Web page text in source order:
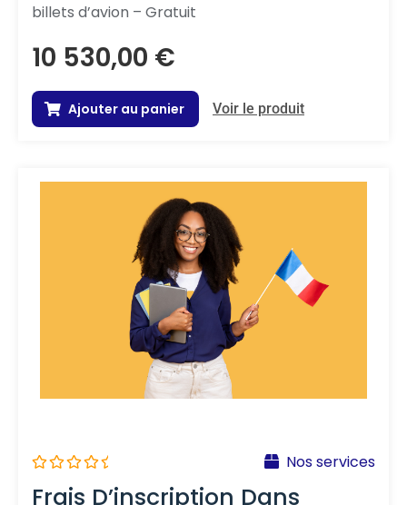
billets d’avion – Gratuit
10 530,00 €
Ajouter au panier Voir le produit
o
Nos services
Frais D’inscription Dans